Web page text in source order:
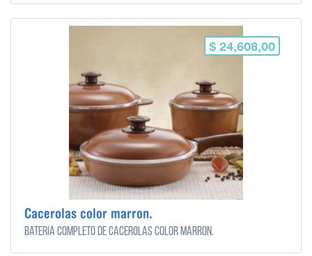
$ 24,608,00
Cacerolas color marron.
Bateria completo de cacerolas color marron.